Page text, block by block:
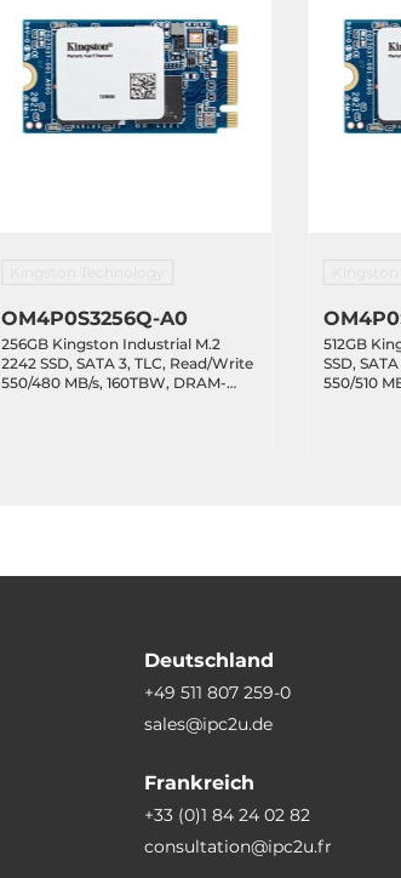
OM4P0S3256Q-A0
256GB Kingston Industrial M.2
2242 SSD, SATA 3, TLC, Read/Write
550/480 MB/s, 160TBW, DRAM-
512GB
SSD,
550/510
Deutschland
+49 511 807 259-0
sales@ipc2u.de
Frankreich
+33 (0)1 84 24 02 82
consultation@ipc2u.fr